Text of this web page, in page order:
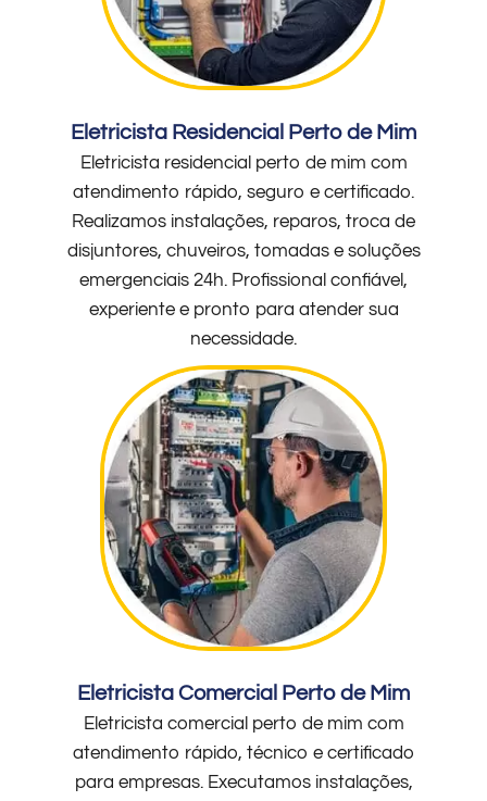
Eletricista Residencial Perto de Mim
Eletricista residencial perto de mim com
atendimento rápido, seguro e certificado.
Realizamos instalações, reparos, troca de
disjuntores, chuveiros, tomadas e soluções
emergenciais 24h. Profissional confiável,
experiente e pronto para atender sua
necessidade.
Eletricista Comercial Perto de Mim
Eletricista comercial perto de mim com
atendimento rápido, técnico e certificado
para empresas. Executamos instalações,